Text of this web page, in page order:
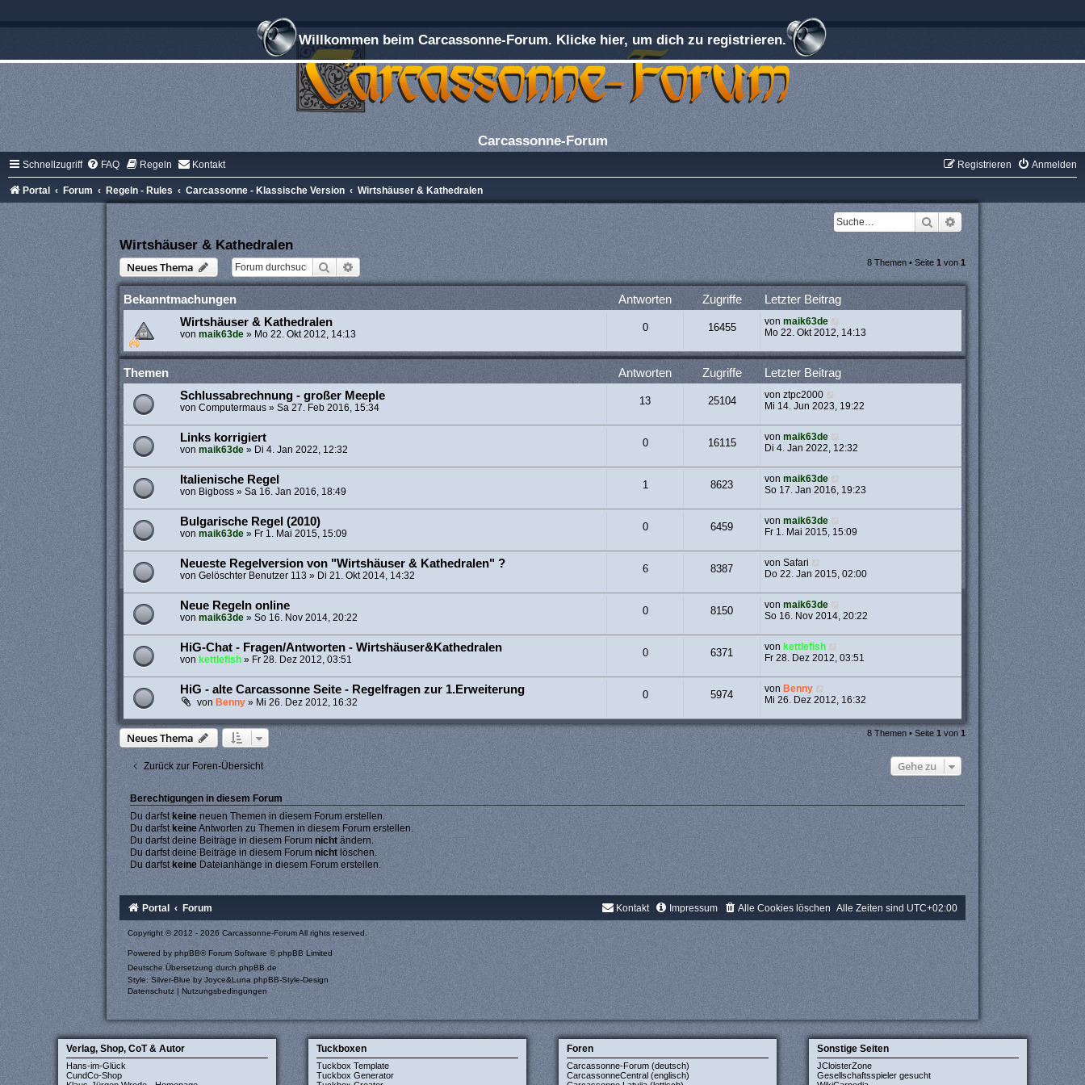
Willkommen beim Carcassonne-Forum. Klicke hier, um dich zu registrieren.
Carcassonne-Forum
Schnellzugriff FAQ Regeln Kontakt Anmelden
Registrieren
Portal Forum Regeln - Rules Carcassonne - Klassische Version Wirtshäuser & Kathedralen
Suche
Erweiterte Suche
Wirtshäuser & Kathedralen
Neues Thema
Suche Erweiterte Suche 8 Themen • Seite1 von1
Bekanntmachungen Antworten Zugriffe Letzter Beitrag
Wirtshäuser & Kathedralen
von maik63de» Mo 22. Okt 2012, 14:13
0 16455 vonmaik63de
Mo 22. Okt 2012, 14:13
Themen Antworten Zugriffe Letzter Beitrag
Schlussabrechnung - großer Meeple
von Computermaus» Sa 27. Feb 2016, 15:34
13 25104 vonztpc2000
Mi 14. Jun 2023, 19:22
Links korrigiert
von maik63de» Di 4. Jan 2022, 12:32
0 16115 vonmaik63de
Di 4. Jan 2022, 12:32
Italienische Regel
von Bigboss» Sa 16. Jan 2016, 18:49
1 8623 vonmaik63de
So 17. Jan 2016, 19:23
Bulgarische Regel (2010)
von maik63de» Fr 1. Mai 2015, 15:09
0 6459 vonmaik63de
Fr 1. Mai 2015, 15:09
Neueste Regelversion von "Wirtshäuser & Kathedralen" ?
von Gelöschter Benutzer 113 » Di 21. Okt 2014, 14:32
6 8387 vonSafari
Do 22. Jan 2015, 02:00
Neue Regeln online
von maik63de» So 16. Nov 2014, 20:22
0 8150 vonmaik63de
So 16. Nov 2014, 20:22
HiG-Chat - Fragen/Antworten - Wirtshäuser&Kathedralen
von kettlefish» Fr 28. Dez 2012, 03:51
0 6371 von kettlefish
Fr 28. Dez 2012, 03:51
HiG - alte Carcassonne Seite - Regelfragen zur 1.Erweiterung
von Benny» Mi 26. Dez 2012, 16:32
0 5974 von Benny
Mi 26. Dez 2012, 16:32
Neues Thema 8 Themen • Seite1 von1
Zurück zur Foren-Übersicht Gehe zu
Berechtigungen in diesem Forum
Du darfst keineneuen Themen in diesem Forum erstellen.
Du darfst keineAntworten zu Themen in diesem Forum erstellen.
Du darfst deine Beiträge in diesem Forum nichtändern.
Du darfst deine Beiträge in diesem Forum nichtlöschen.
Du darfst keineDateianhänge in diesem Forum erstellen.
Portal Forum Alle Zeiten sind UTC+02:00
Alle Cookies löschen
Impressum
Kontakt
Copyright © 2012 - 2026 Carcassonne-Forum All rights reserved.
Powered byphpBB® Forum Software © phpBB Limited
Deutsche Übersetzung durch phpBB.de
Style: Silver-Blue by Joyce&Luna phpBB-Style-Design
Datenschutz |Nutzungsbedingungen
Verlag, Shop, CoT & Autor
Hans-im-Glück
CundCo-Shop
Tuckboxen
Tuckbox Template
Tuckbox Generator
Foren
Carcassonne-Forum (deutsch)
CarcassonneCentral (englisch)
Sonstige Seiten
JCloisterZone
Gesellschaftsspieler gesucht